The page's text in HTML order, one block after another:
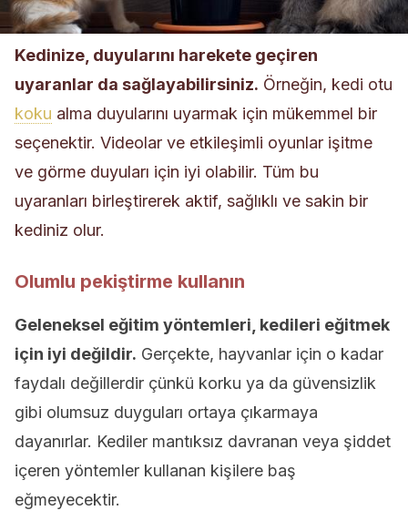
Kedinize, duyularını harekete geçiren
uyaranlar da sağlayabilirsiniz. Örneğin, kedi otu
koku alma duyularını uyarmak için mükemmel bir
seçenektir. Videolar ve etkileşimli oyunlar işitme
ve görme duyuları için iyi olabilir. Tüm bu
uyaranları birleştirerek aktif, sağlıklı ve sakin bir
kediniz olur.
Olumlu pekiştirme kullanın
Geleneksel eğitim yöntemleri, kedileri eğitmek
için iyi değildir. Gerçekte, hayvanlar için o kadar
faydalı değillerdir çünkü korku ya da güvensizlik
gibi olumsuz duyguları ortaya çıkarmaya
dayanırlar. Kediler mantıksız davranan veya şiddet
içeren yöntemler kullanan kişilere baş
eğmeyecektir.